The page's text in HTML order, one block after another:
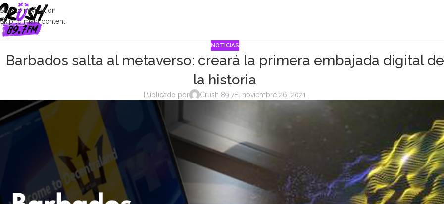
Skip to navigation
Skip to main content
NOTICIAS
Barbados salta al metaverso: creará la primera embajada digital de
la historia
Publicado por Crush 89.7El noviembre 26, 2021